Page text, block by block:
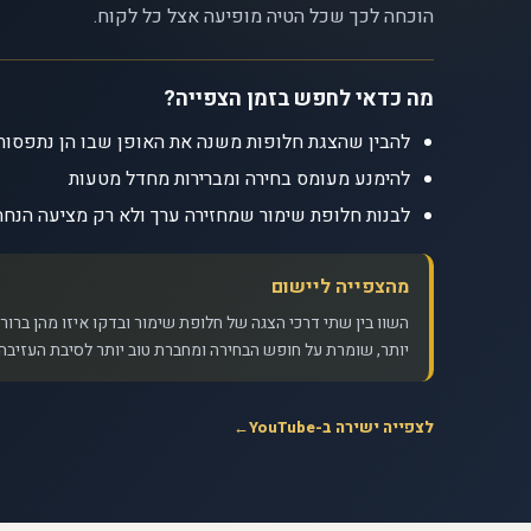
הוכחה לכך שכל הטיה מופיעה אצל כל לקוח.
מה כדאי לחפש בזמן הצפייה?
להבין שהצגת חלופות משנה את האופן שבו הן
להימנע מעומס בחירה ומברירות מחדל מטעות
לבנות חלופת שימור שמחזירה ערך ולא רק מציעה
מהצפייה ליישום
השוו בין שתי דרכי הצגה של חלופת שימור ובדקו איזו מהן
יותר, שומרת על חופש הבחירה ומחברת טוב יותר לסיבת
לצפייה ישירה ב-YouTube ←